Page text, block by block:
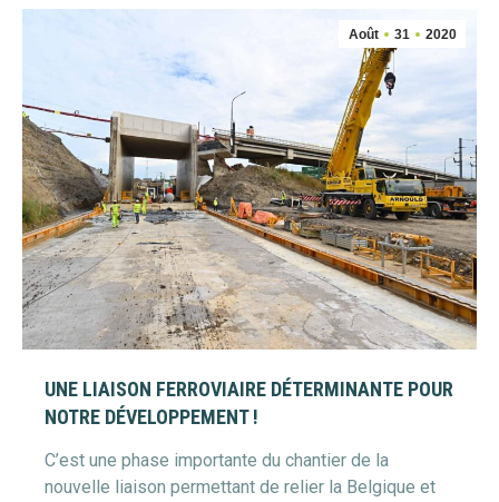
Août 31 2020
UNE LIAISON FERROVIAIRE DÉTERMINANTE POUR
NOTRE DÉVELOPPEMENT !
C’est une phase importante du chantier de la
nouvelle liaison permettant de relier la Belgique et